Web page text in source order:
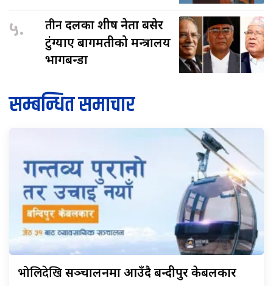
५. तीनदलका शीर्ष नेता बसेर
टुंग्याए बागमतीको मन्त्रालय
भागबन्डा
सम्बन्धित समाचार
भोलिदेखिसञ्चालनमा आउँदै बन्दीपुर केबलकार